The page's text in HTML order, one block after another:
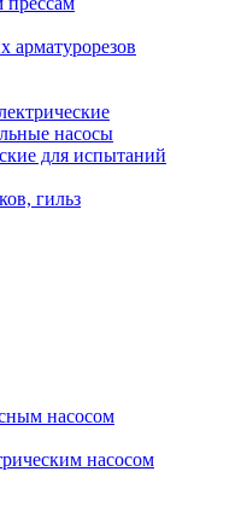
арматурорезов
насосы
для испытаний
гильз
насосом
насосом